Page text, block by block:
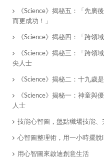
《Science》揭秘五：「先廣
而更成功！」
《Science》揭秘四：「跨領
《Science》揭秘三：「跨領
尖人士
《Science》揭秘二：十九歲
《Science》揭秘一：神童與
人士
技能心智圖，盤點職場技能、
心智圖整理術，用一小時擺脫
​用心智圖來啟迪創意生活